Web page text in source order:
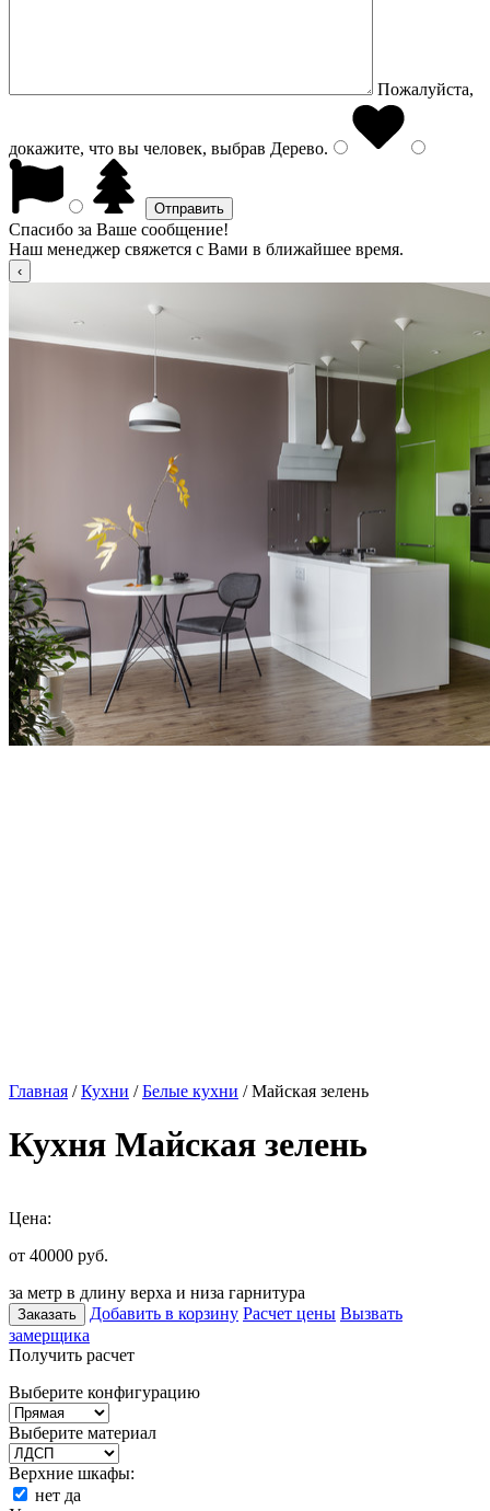
Пожалуйста,
докажите, что вы человек, выбрав Дерево.
Спасибо за Ваше сообщение!
Наш менеджер свяжется с Вами в ближайшее время.
Главная /Кухни /Белые кухни / Майская зелень
Кухня Майская зелень
Цена:
от 40000 руб.
за метр в длину верха и низа гарнитура
Заказать Добавить в корзину Расчет цены Вызвать
замерщика
Получить расчет
Выберите конфигурацию
Выберите материал
Верхние шкафы:
нет да